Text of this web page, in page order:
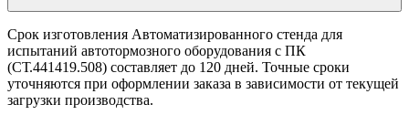
Срок изготовления Автоматизированного стенда для
испытаний автотормозного оборудования с ПК
(СТ.441419.508) составляет до 120 дней. Точные сроки
уточняются при оформлении заказа в зависимости от текущей
загрузки производства.